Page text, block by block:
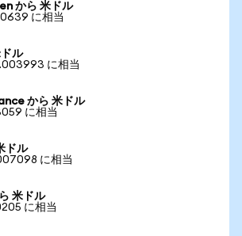
から 米ドル
に相当
ル
に相当
から 米ドル
に相当
ドル
に相当
米ドル
に相当